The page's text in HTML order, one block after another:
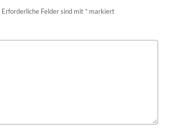
Erforderliche Felder sind mit * markiert